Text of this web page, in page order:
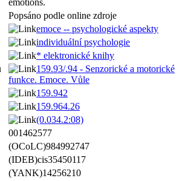
emotions.
Popsáno podle online zdroje
emoce -- psychologické aspekty
individuální psychologie
* elektronické knihy
159.93/.94 - Senzorické a motorické
funkce. Emoce. Vůle
159.942
159.964.26
(0.034.2:08)
001462577
(OCoLC)984992747
(IDEB)cis35450117
(YANK)14256210